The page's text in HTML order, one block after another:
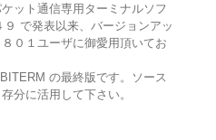
ット通信専用ターミナルソフ
９ で発表以来、バージョンアッ
０１ユーザに御愛用頂いてお
の最終版です。ソース
分に活用して下さい。